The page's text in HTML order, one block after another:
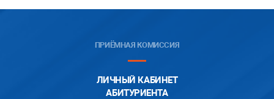
ПРИЁМНАЯ КОМИССИЯ
ЛИЧНЫЙ КАБИНЕТ
АБИТУРИЕНТА